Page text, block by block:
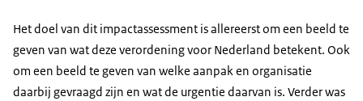
Het doel van dit impactassessment is allereerst om een beeld te
geven van wat deze verordening voor Nederland betekent. Ook
om een beeld te geven van welke aanpak en organisatie
daarbij gevraagd zijn en wat de urgentie daarvan is. Verder was